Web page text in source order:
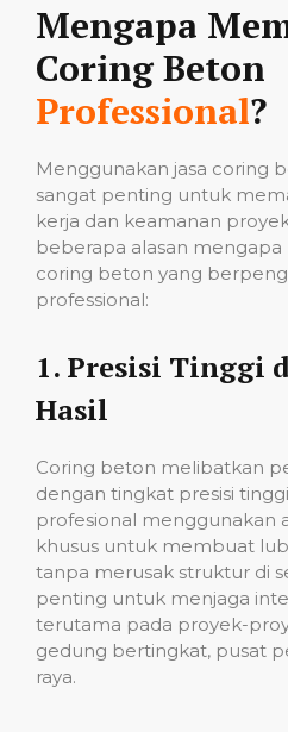
Mengapa
Coring Beton
Professional?
Menggunakan jasa coring
sangat penting untuk
kerja dan keamanan
beberapa alasan
coring beton yang
professional:
1. Presisi Tinggi
Hasil
Coring beton melibatkan
dengan tingkat presisi
profesional menggunakan
khusus untuk membuat
tanpa merusak struktur di
penting untuk menjaga
terutama pada proyek-
gedung bertingkat, pusat
raya.